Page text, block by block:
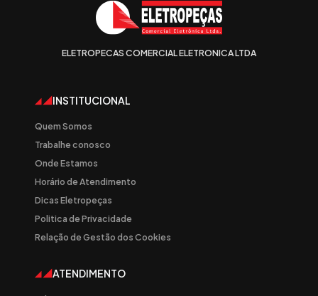
ELETROPECAS COMERCIAL ELETRONICA LTDA
INSTITUCIONAL
Quem Somos
Trabalhe conosco
Onde Estamos
Horário de Atendimento
Dicas Eletropeças
Politica de Privacidade
Relação de Gestão dos Cookies
ATENDIMENTO